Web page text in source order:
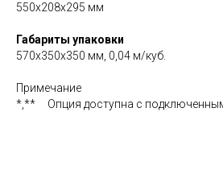
550x208x295 мм
Габариты упаковки
570x350x350 мм, 0,04 м/куб.
Примечание
*,** Опция доступна с